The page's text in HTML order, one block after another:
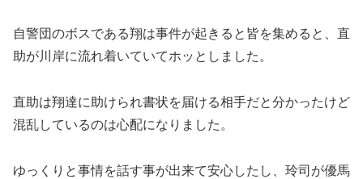
自警団のボスである翔は事件が起きると皆を集めると、直
助が川岸に流れ着いていてホッとしました。
直助は翔達に助けられ書状を届ける相手だと分かったけど
混乱しているのは心配になりました。
ゆっくりと事情を話す事が出来て安心したし、玲司が優馬